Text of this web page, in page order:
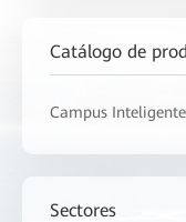
Catálogo de
Campus Inteligente
Sectores